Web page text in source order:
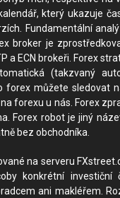
který ukazuje
Fundamentální
broker je
a ECN brokeři. Forex
(takzvaný
můžete sledovat
forexu u nás. Forex
Forex robot je jiný
bez obchodníka.
na serveru
konkrétní investiční
ani makléřem.